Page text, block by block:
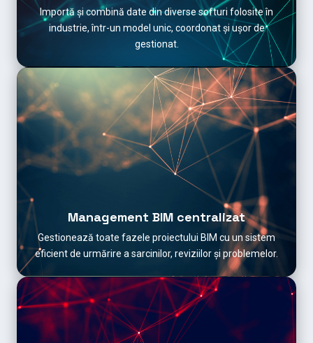
Importă și combină date din diverse softuri folosite în
industrie, într-un model unic, coordonat și ușor de
gestionat.
Management BIM centralizat
Gestionează toate fazele proiectului BIM cu un sistem
eficient de urmărire a sarcinilor, reviziilor și problemelor.